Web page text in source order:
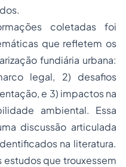
coletadas foi
que refletem os
fundiária urbana:
legal, 2) desafios
e 3) impactos na
ambiental. Essa
discussão articulada
na literatura.
estudos que trouxessem